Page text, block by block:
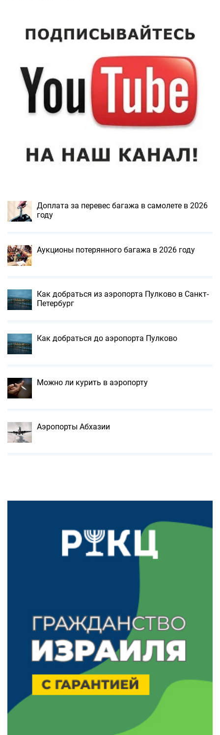
Доплата за перевес багажа в самолете в 2026
году
Аукционы потерянного багажа в 2026 году
Как добраться из аэропорта Пулково в Санкт-
Петербург
Как добраться до аэропорта Пулково
Можно ли курить в аэропорту
Аэропорты Абхазии